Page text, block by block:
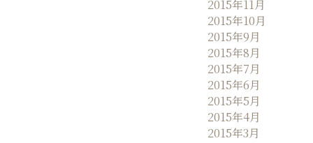
2015年11月
2015年10月
2015年9月
2015年8月
2015年7月
2015年6月
2015年5月
2015年4月
2015年3月